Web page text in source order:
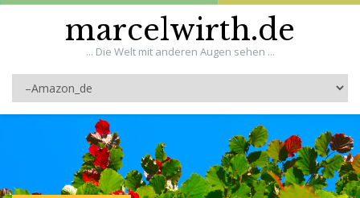
marcelwirth.de
... Die Welt mit anderen Augen sehen ...